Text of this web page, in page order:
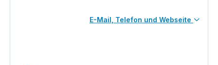
E-Mail, Telefon und Webseite